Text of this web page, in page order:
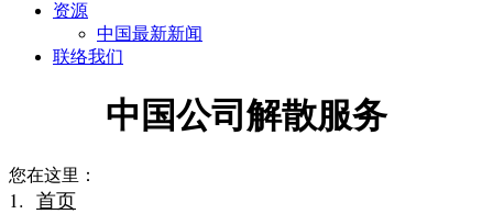
资源
中国最新新闻
联络我们
中国公司解散服务
您在这里：
首页